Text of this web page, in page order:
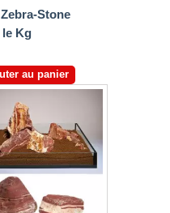
Stone
le Kg
au panier